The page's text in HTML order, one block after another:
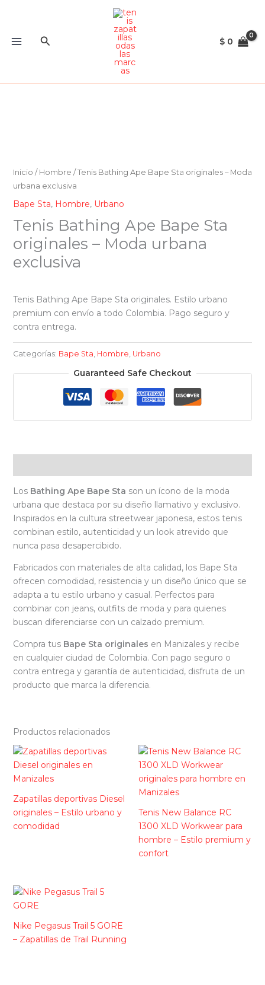
Buscar $ 0
Inicio / Hombre / Tenis Bathing Ape Bape Sta originales – Moda
urbana exclusiva
Bape Sta, Hombre, Urbano
Tenis Bathing Ape Bape Sta
originales – Moda urbana
exclusiva
Tenis Bathing Ape Bape Sta originales. Estilo urbano
premium con envío a todo Colombia. Pago seguro y
contra entrega.
Categorías: Bape Sta Hombre Urbano
Guaranteed Safe Checkout
Los Bathing Ape Bape Sta son un ícono de la moda
urbana que destaca por su diseño llamativo y exclusivo.
Inspirados en la cultura streetwear japonesa, estos tenis
combinan estilo, autenticidad y un look atrevido que
nunca pasa desapercibido.
Fabricados con materiales de alta calidad, los Bape Sta
ofrecen comodidad, resistencia y un diseño único que se
adapta a tu estilo urbano y casual. Perfectos para
combinar con jeans, outfits de moda y para quienes
buscan diferenciarse con un calzado premium.
Compra tus Bape Sta originales en Manizales y recibe
en cualquier ciudad de Colombia. Con pago seguro o
contra entrega y garantía de autenticidad, disfruta de un
producto que marca la diferencia.
Productos relacionados
Zapatillas deportivas Diesel
originales – Estilo urbano y
comodidad
Tenis New Balance RC
1300 XLD Workwear para
hombre – Estilo premium y
confort
Nike Pegasus Trail 5 GORE
– Zapatillas de Trail Running